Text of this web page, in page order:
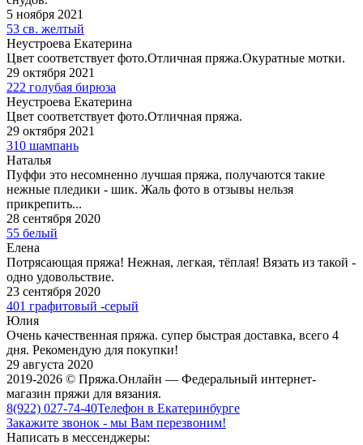
5 ноября 2021
53 св. желтый
Неустроева Екатерина
Цвет соответствует фото.Отличная пряжа.Окуратные мотки.
29 октября 2021
222 голубая бирюза
Неустроева Екатерина
Цвет соответствует фото.Отличная пряжа.
29 октября 2021
310 шампань
Наталья
Пуффи это несомненно лучшая пряжа, получаются такие
нежные пледики - шик. Жаль фото в отзывы нельзя
прикрепить...
28 сентября 2020
55 белый
Елена
Потрясающая пряжа! Нежная, легкая, тёплая! Вязать из такой -
одно удовольствие.
23 сентября 2020
401 графитовый -серый
Юлия
Очень качественная пряжа. супер быстрая доставка, всего 4
дня. Рекомендую для покупки!
29 августа 2020
2019-2026 © Пряжа.Онлайн — Федеральный интернет-
магазин пряжи для вязания.
8(922) 027-74-40Телефон в Екатеринбурге
Закажите звонок - мы Вам перезвоним!
Написать в мессенджеры: